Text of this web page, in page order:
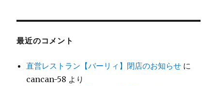
最近のコメント
直営レストラン【バーリィ】閉店のお知らせ に
cancan-58 より